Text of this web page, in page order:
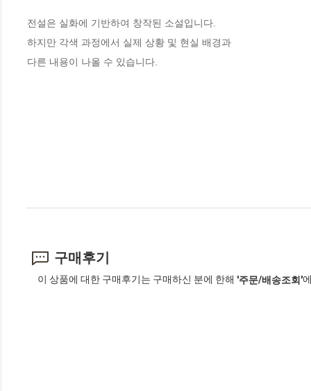
전설은 실화에 기반하여 창작된 소설입니다.
하지만 각색 과정에서 실제 상황 및 현실 배경과
다른 내용이 나올 수 있습니다.
구매후기
이 상품에 대한 구매후기는 구매하신 분에 한해 '주문/배송조회'